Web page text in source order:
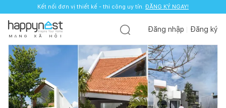
Kết nối đơn vị thiết kế - thi công uy tín. ĐĂNG KÝ NGAY!
M Ạ N G X Ã H Ộ I
Đăng nhập Đăng ký